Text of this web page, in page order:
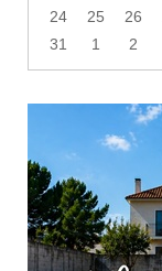
24
25 26
31
1 2